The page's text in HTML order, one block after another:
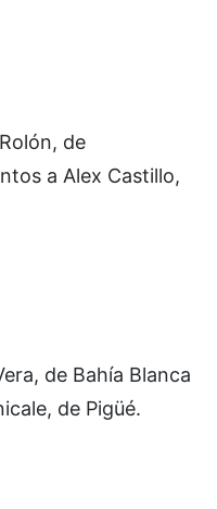
de
a Alex Castillo,
de Bahía Blanca
de Pigüé.